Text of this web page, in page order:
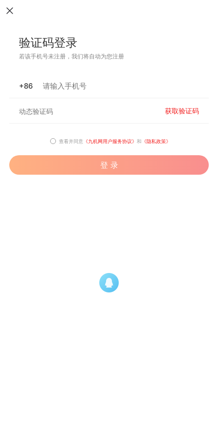
验证码登录
若该手机号未注册，我们将自动为您注册
+86
获取验证码
查看并同意 《九机网用户服务协议》 和 《隐私政策》
登 录